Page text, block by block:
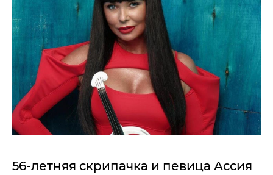
56-летняя скрипачка и певица Ассия